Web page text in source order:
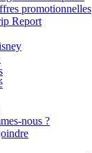
promotionnelles
Report
nous ?